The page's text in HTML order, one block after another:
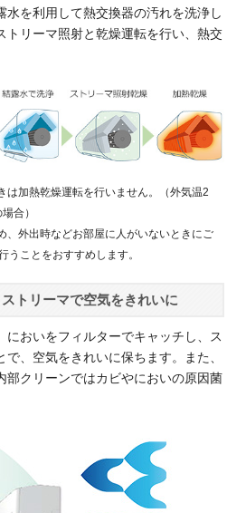
水を利用して熱交換器の汚れを洗浄し
トリーマ照射と乾燥運転を行い、熱交
加熱乾燥運転を行いません。（外気温2
合）
外出時などお部屋に人がいないときにご
うことをおすすめします。
トリーマで空気をきれいに
においをフィルターでキャッチし、ス
で、空気をきれいに保ちます。また、
部クリーンではカビやにおいの原因菌